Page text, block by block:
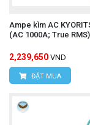
Ampe kìm AC
(AC 1000A; True RMS)
2,239,650 VND
ĐẶT MUA